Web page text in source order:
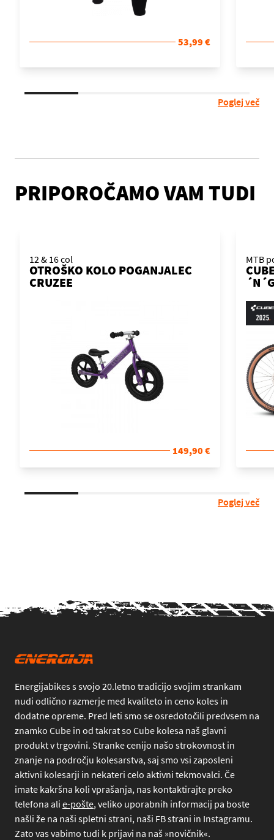
53,99 €
Poglej več
PRIPOROČAMO VAM TUDI
12 & 16 col
OTROŠKO KOLO POGANJALEC
CRUZEE
149,90 €
MTB
Poglej več
Energijabikes s svojo 20.letno tradicijo svojim strankam
nudi odlično razmerje med kvaliteto in ceno koles in
dodatne opreme. Pred leti smo se osredotočili predvsem na
znamko Cube in od takrat so Cube kolesa naš glavni
produkt v trgovini. Stranke cenijo našo strokovnost in
znanje na področju kolesarstva, saj smo vsi zaposleni
aktivni kolesarji in nekateri celo aktivni tekmovalci. Če
imate kakršna koli vprašanja, nas kontaktirajte preko
telefona ali e-pošte, veliko uporabnih informacij pa boste
našli že na naši spletni strani, naši FB strani in Instagramu.
Zato vas vabimo tudi k prijavi na naš »novičnik«.